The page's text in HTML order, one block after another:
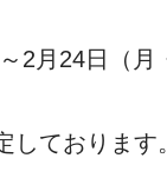
2月24日（月
しております